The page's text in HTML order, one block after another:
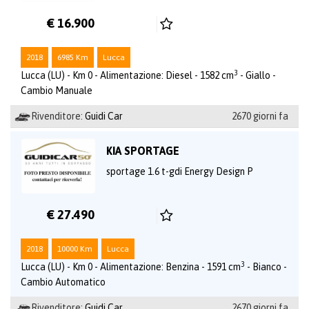
€ 16.900
2018 6985 Km Lucca
Lucca (LU) - Km 0 - Alimentazione: Diesel - 1582 cm3 - Giallo -
Cambio Manuale
Rivenditore: Guidi Car 2670 giorni fa
KIA SPORTAGE
sportage 1.6 t-gdi Energy Design P
€ 27.490
2018 10000 Km Lucca
Lucca (LU) - Km 0 - Alimentazione: Benzina - 1591 cm3 - Bianco -
Cambio Automatico